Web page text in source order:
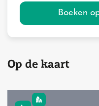
Boeken
Op de kaart